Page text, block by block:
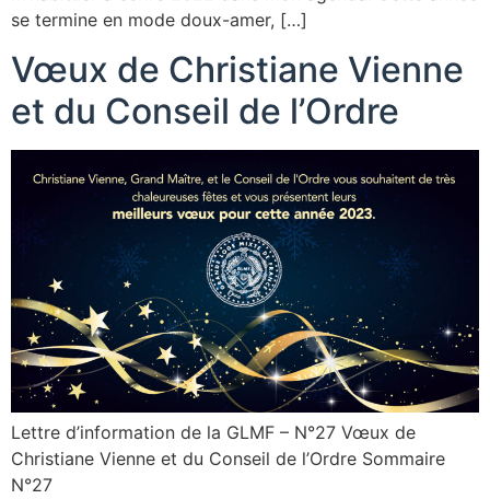
se termine en mode doux-amer, […]
Vœux de Christiane Vienne
et du Conseil de l’Ordre
Lettre d’information de la GLMF – N°27 Vœux de
Christiane Vienne et du Conseil de l’Ordre Sommaire
N°27